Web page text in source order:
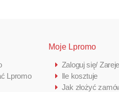
Lpromo
Moje Lpromo
Zaloguj się/
Ile kosztuje
Jak złożyć